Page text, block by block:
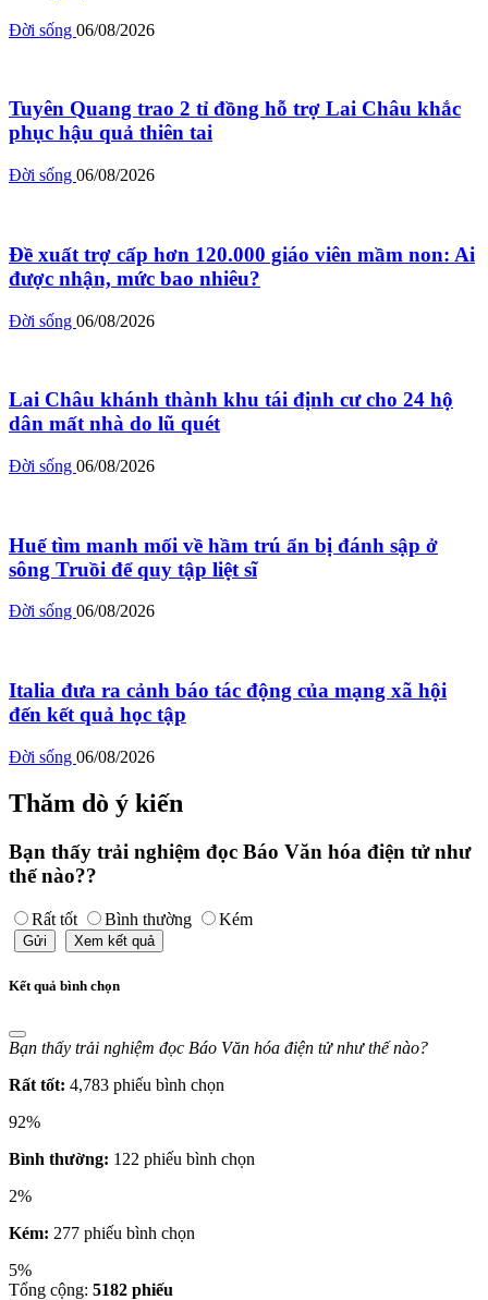
Đời sống 06/08/2026
Tuyên Quang trao 2 tỉ đồng hỗ trợ Lai Châu khắc
phục hậu quả thiên tai
Đời sống 06/08/2026
Đề xuất trợ cấp hơn 120.000 giáo viên mầm non: Ai
được nhận, mức bao nhiêu?
Đời sống 06/08/2026
Lai Châu khánh thành khu tái định cư cho 24 hộ
dân mất nhà do lũ quét
Đời sống 06/08/2026
Huế tìm manh mối về hầm trú ẩn bị đánh sập ở
sông Truồi để quy tập liệt sĩ
Đời sống 06/08/2026
Italia đưa ra cảnh báo tác động của mạng xã hội
đến kết quả học tập
Đời sống 06/08/2026
Thăm dò ý kiến
Bạn thấy trải nghiệm đọc Báo Văn hóa điện tử như
thế nào??
Rất tốt Bình thường Kém
Gửi Xem kết quả
Kết quả bình chọn
Bạn thấy trải nghiệm đọc Báo Văn hóa điện tử như thế nào?
Rất tốt: 4,783 phiếu bình chọn
92%
Bình thường: 122 phiếu bình chọn
2%
Kém: 277 phiếu bình chọn
5%
Tổng cộng: 5182 phiếu